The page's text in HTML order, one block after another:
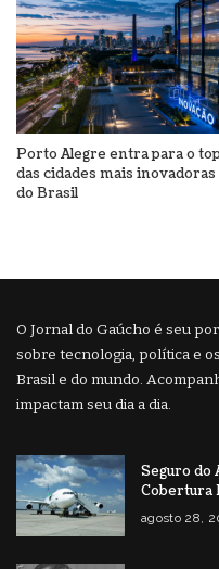
Porto Alegre entra para o
das cidades mais inovadoras
do Brasil
O Jornal do Gaúcho é seu
sobre tecnologia, política e
Brasil e do mundo.
impactam seu dia a dia.
Seguro do
Cobertura
agosto 28,